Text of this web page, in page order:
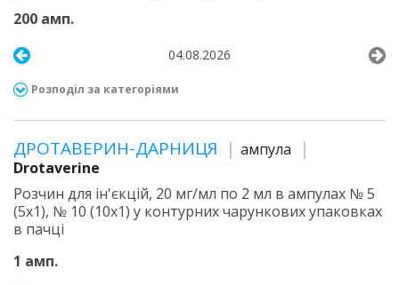
200 амп.
04.08.2026
Розподіл за категоріями
ДРОТАВЕРИН-ДАРНИЦЯ
ампула
Drotaverine
Розчин для ін'єкцій, 20 мг/мл по 2 мл в ампулах № 5
(5х1), № 10 (10х1) у контурних чарункових упаковках
в пачці
1 амп.